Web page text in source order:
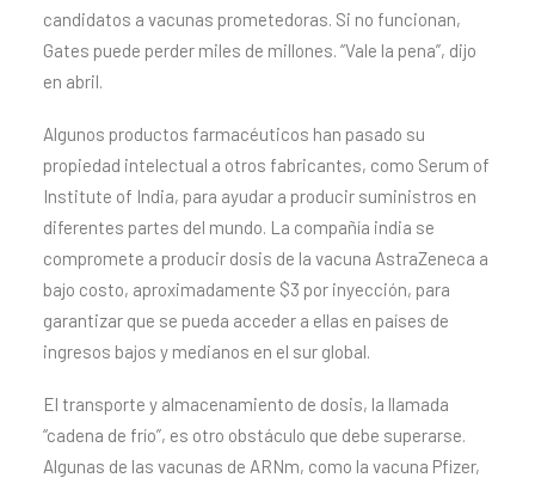
candidatos a vacunas prometedoras. Si no funcionan,
Gates puede perder miles de millones. “Vale la pena”, dijo
en abril.
Algunos productos farmacéuticos han pasado su
propiedad intelectual a otros fabricantes, como Serum of
Institute of India, para ayudar a producir suministros en
diferentes partes del mundo. La compañía india se
compromete a producir dosis de la vacuna AstraZeneca a
bajo costo, aproximadamente $3 por inyección, para
garantizar que se pueda acceder a ellas en países de
ingresos bajos y medianos en el sur global.
El transporte y almacenamiento de dosis, la llamada
“cadena de frío”, es otro obstáculo que debe superarse.
Algunas de las vacunas de ARNm, como la vacuna Pfizer,